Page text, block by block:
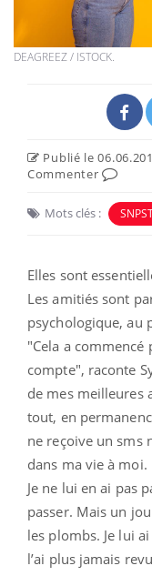
DEAGREEZ / ISTOCK.
Publié le
Commenter
Mots clés :
Elles sont
Les amitiés sont
psychologique, au
"Cela a commencé
compte", raconte
de mes meilleures
tout, en
ne reçoive un sms
dans ma vie à moi.
Je ne lui en ai pas
passer. Mais un
les plombs. Je lui
l’ai plus jamais